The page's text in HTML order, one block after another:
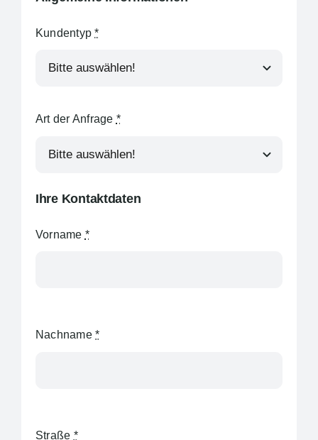
Blog
Kundentyp*
Art der Anfrage *
Ihre Kontaktdaten
Vorname *
Nachname*
Straße *